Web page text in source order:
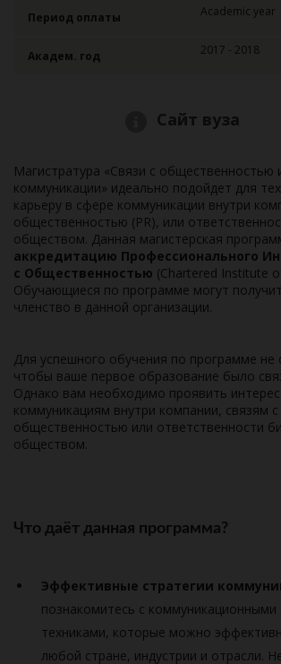
Период оплаты Academic year
Академ. год 2017 - 2018
Сайт вуза
Магистратура «Связи с общественностью
коммуникации» идеально подойдет для
карьеру в сфере коммуникации внутри
общественностью (PR), или
обществом. Данная магистерская
аккредитацию Профессионального
с Общественностью (Chartered Institute
Обучающиеся по программе могут
членство в данной организации.
Для успешного обучения по программе не
чтобы ваше первое образование было
Однако вам необходимо проявить интерес
коммуникациям внутри компании, связям с
общественностью или ответственности
обществом.
Что даёт данная программа?
Эффективные стратегии
познакомитесь с коммуникационными
техниками, которые можно
любой стране, индустрии и отрасли.